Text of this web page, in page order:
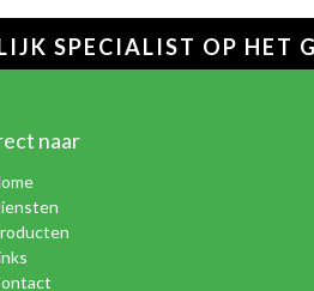
SPECIALIST OP HET
naar